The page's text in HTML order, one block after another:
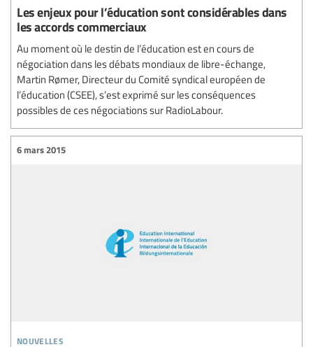
Les enjeux pour l’éducation sont considérables dans
les accords commerciaux
Au moment où le destin de l’éducation est en cours de
négociation dans les débats mondiaux de libre-échange,
Martin Rømer, Directeur du Comité syndical européen de
l’éducation (CSEE), s’est exprimé sur les conséquences
possibles de ces négociations sur RadioLabour.
nouvelles
6 mars 2015